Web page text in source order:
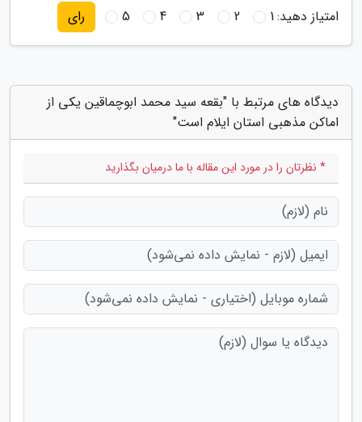
امتیاز دهید:1
2
3
4
5 رای
دیدگاه های مرتبط با "بقعه سید محمد ابوچماقین یکی از
اماکن مذهبی استان ایلام است"
* نظرتان را در مورد این مقاله با ما درمیان بگذارید